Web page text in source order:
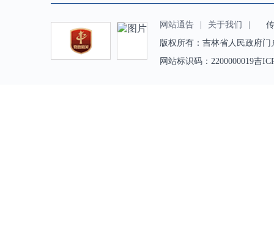
网站通告 关于我们
传
版权所有：吉林省人民政府
网站标识码：2200000019吉